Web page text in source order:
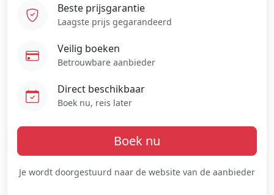
Beste prijsgarantie
Laagste prijs gegarandeerd
Veilig boeken
Betrouwbare aanbieder
Direct beschikbaar
Boek nu, reis later
Boek nu
Je wordt doorgestuurd naar de website van de aanbieder